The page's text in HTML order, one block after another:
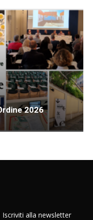
2026
Iscriviti alla newsletter